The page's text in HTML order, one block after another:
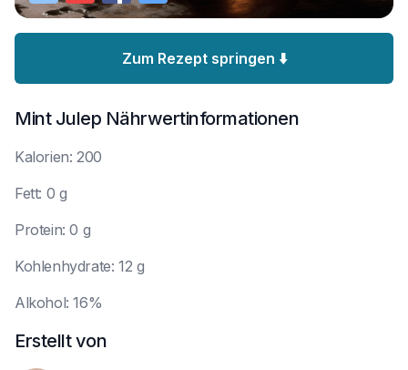
Zum Rezept springen ⬇️
Mint Julep Nährwertinformationen
Kalorien: 200
Fett: 0 g
Protein: 0 g
Kohlenhydrate: 12 g
Alkohol: 16%
Erstellt von